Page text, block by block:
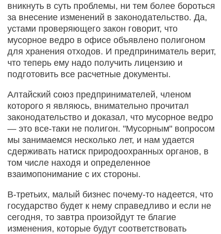
вникнуть в суть проблемы, ни тем более бороться
за внесение изменений в законодательство. Да,
устами проверяющего закон говорит, что
мусорное ведро в офисе объявлено полигоном
для хранения отходов. И предприниматель верит,
что теперь ему надо получить лицензию и
подготовить все расчетные документы.
Алтайский союз предпринимателей, членом
которого я являюсь, внимательно прочитал
законодательство и доказал, что мусорное ведро
— это все-таки не полигон. "Мусорным" вопросом
мы занимаемся несколько лет, и нам удается
сдерживать натиск природоохранных органов, в
том числе находя и определенное
взаимопонимание с их стороны.
В-третьих, малый бизнес почему-то надеется, что
государство будет к нему справедливо и если не
сегодня, то завтра произойдут те благие
изменения, которые будут соответствовать